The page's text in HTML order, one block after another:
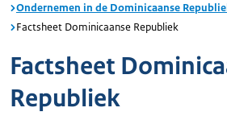
Ondernemen in de Dominicaanse
Factsheet Dominicaanse Republiek
Factsheet
Republiek